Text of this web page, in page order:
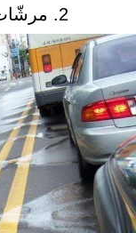
2. مرشّات ماء تمنع اتساخ الطرقات